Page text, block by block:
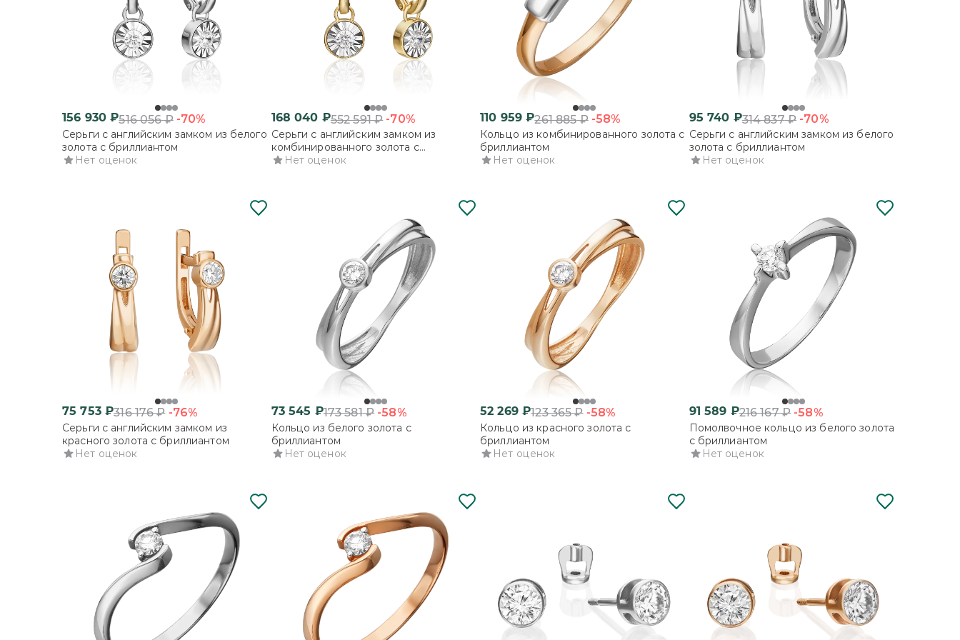
156 930 ₽516 056₽ -70%
Серьги с английским замком из белого
золота с бриллиантом
Нет оценок
168 040 ₽552 591₽ -70%
Серьги с английским замком из
комбинированного золота с
бриллиантом
Нет оценок
110 959 ₽261 885₽ -58%
Кольцо из комбинированного золота с
бриллиантом
Нет оценок
95 740 ₽314 837₽ -70%
Серьги с английским замком из белого
золота с бриллиантом
Нет оценок
75 753₽316 176₽ -76%
Серьги с английским замком из
красного золота с бриллиантом
Нет оценок
73 545 ₽173 581₽ -58%
Кольцо из белого золота с
бриллиантом
Нет оценок
52 269₽123 365₽ -58%
Кольцо из красного золота с
бриллиантом
Нет оценок
91 589 ₽216 167₽ -58%
Помолвочное кольцо из белого золота
с бриллиантом
Нет оценок